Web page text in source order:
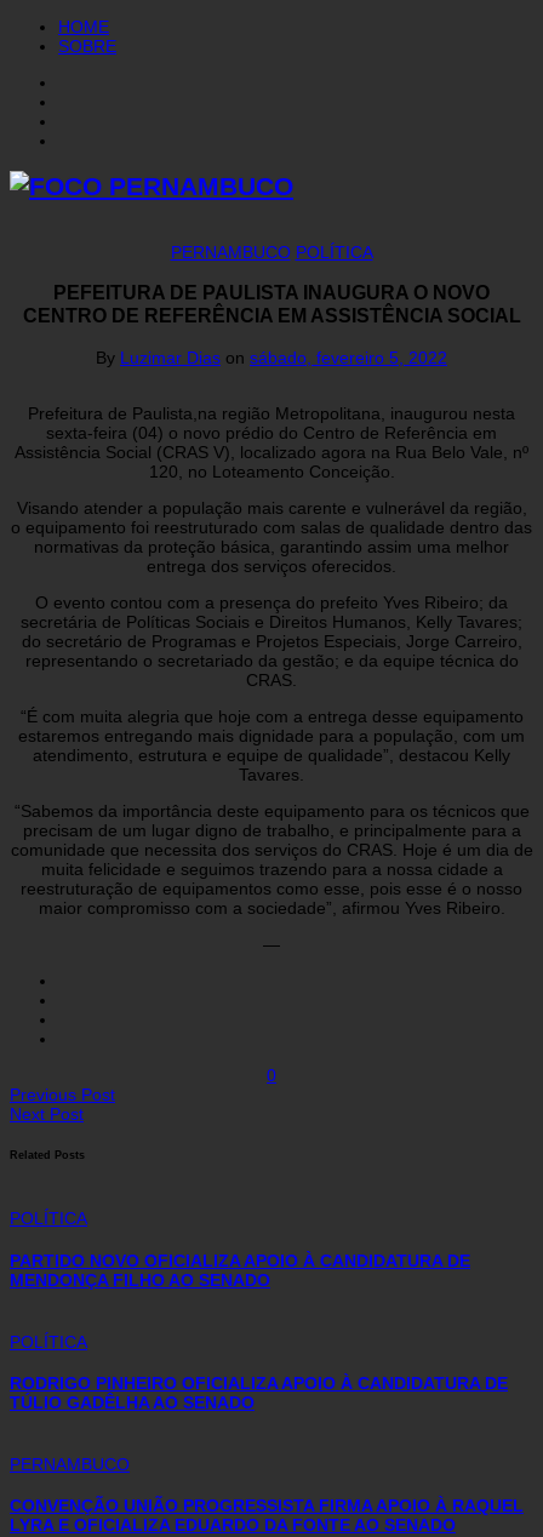
HOME
SOBRE
PERNAMBUCO POLÍTICA
PEFEITURA DE PAULISTA INAUGURA O NOVO
CENTRO DE REFERÊNCIA EM ASSISTÊNCIA SOCIAL
By Luzimar Dias on sábado, fevereiro 5, 2022
Prefeitura de Paulista,na região Metropolitana, inaugurou nesta
sexta-feira (04) o novo prédio do Centro de Referência em
Assistência Social (CRAS V), localizado agora na Rua Belo Vale, nº
120, no Loteamento Conceição.
Visando atender a população mais carente e vulnerável da região,
o equipamento foi reestruturado com salas de qualidade dentro das
normativas da proteção básica, garantindo assim uma melhor
entrega dos serviços oferecidos.
O evento contou com a presença do prefeito Yves Ribeiro; da
secretária de Políticas Sociais e Direitos Humanos, Kelly Tavares;
do secretário de Programas e Projetos Especiais, Jorge Carreiro,
representando o secretariado da gestão; e da equipe técnica do
CRAS.
“É com muita alegria que hoje com a entrega desse equipamento
estaremos entregando mais dignidade para a população, com um
atendimento, estrutura e equipe de qualidade”, destacou Kelly
Tavares.
“Sabemos da importância deste equipamento para os técnicos que
precisam de um lugar digno de trabalho, e principalmente para a
comunidade que necessita dos serviços do CRAS. Hoje é um dia de
muita felicidade e seguimos trazendo para a nossa cidade a
reestruturação de equipamentos como esse, pois esse é o nosso
maior compromisso com a sociedade”, afirmou Yves Ribeiro.
—
0
Previous Post
Next Post
Related Posts
POLÍTICA
PARTIDO NOVO OFICIALIZA APOIO À CANDIDATURA DE
MENDONÇA FILHO AO SENADO
POLÍTICA
RODRIGO PINHEIRO OFICIALIZA APOIO À CANDIDATURA DE
TÚLIO GADÊLHA AO SENADO
PERNAMBUCO
CONVENÇÃO UNIÃO PROGRESSISTA FIRMA APOIO À RAQUEL
LYRA E OFICIALIZA EDUARDO DA FONTE AO SENADO